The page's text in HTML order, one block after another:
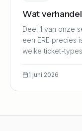
Wat verhandel
Deel 1 van onze
een ERE precies
welke ticket-types
1 juni 2026